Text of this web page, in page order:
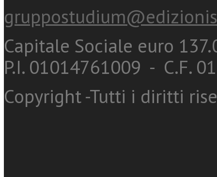
Capitale Sociale euro
P.I. 01014761009 - C.F.
Copyright -Tutti i diritti